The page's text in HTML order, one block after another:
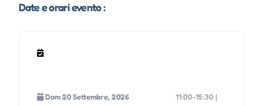
Date e orari evento :
Dom 20 Settembre, 2026 11:00-15:30 |